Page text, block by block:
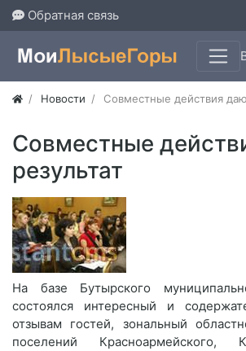
Обратная связь
Новости Совместные действия
Совместные
результат
На базе Бутырского
состоялся интересный и
отзывам гостей, зональный
поселений Красноармейского,